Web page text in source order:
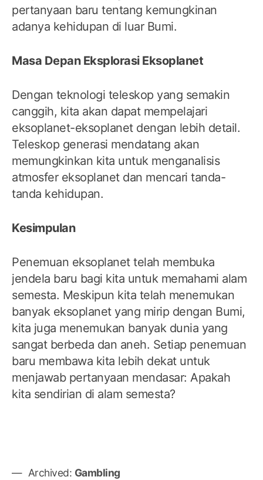
pertanyaan baru tentang kemungkinan
adanya kehidupan di luar Bumi.
Masa Depan Eksplorasi Eksoplanet
Dengan teknologi teleskop yang semakin
canggih, kita akan dapat mempelajari
eksoplanet-eksoplanet dengan lebih detail.
Teleskop generasi mendatang akan
memungkinkan kita untuk menganalisis
atmosfer eksoplanet dan mencari tanda-
tanda kehidupan.
Kesimpulan
Penemuan eksoplanet telah membuka
jendela baru bagi kita untuk memahami alam
semesta. Meskipun kita telah menemukan
banyak eksoplanet yang mirip dengan Bumi,
kita juga menemukan banyak dunia yang
sangat berbeda dan aneh. Setiap penemuan
baru membawa kita lebih dekat untuk
menjawab pertanyaan mendasar: Apakah
kita sendirian di alam semesta?
Archived: Gambling